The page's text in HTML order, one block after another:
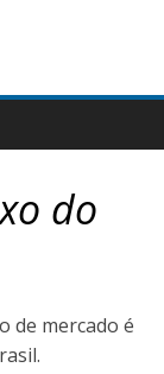
do
de mercado é